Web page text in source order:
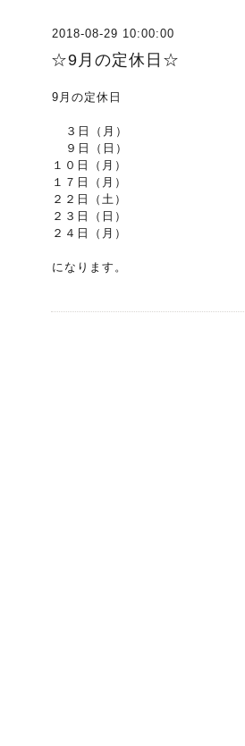
2018-08-29 10:00:00
☆9月の定休日☆
9月の定休日
３日（月）
９日（日）
１０日（月）
１７日（月）
２２日（土）
２３日（日）
２４日（月）
になります。